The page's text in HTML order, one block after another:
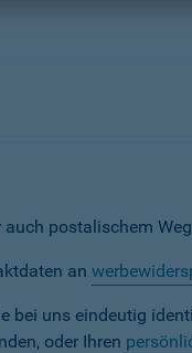
postalischem
an
uns eindeutig
oder Ihren